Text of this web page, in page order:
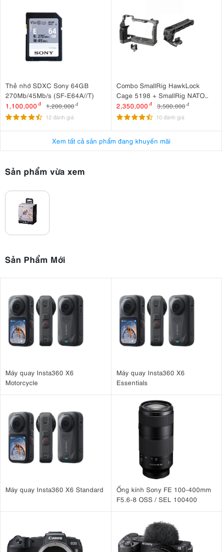
Thẻ nhớ SDXC Sony 64GB
270Mb/45Mb/s (SF-E64A//T)
1,100,000 đ 1,200,000đ
12 đánh giá
Combo SmallRig HawkLock
Cage 5198 + SmallRig NATO
Top Handle 3766 cho
Sony A7CM2, A7CR
2,350,000 đ 3,500,000 đ
10 đánh giá
Xem tất cả sản phẩm đang khuyến mãi
Sản phẩm vừa xem
Sản Phẩm Mới
Máy quay Insta360 X6
Motorcycle
Máy quay Insta360 X6
Essentials
Máy quay Insta360 X6 Standard
Ống kính Sony FE 100-400mm
F5.6-8 OSS / SEL 100400